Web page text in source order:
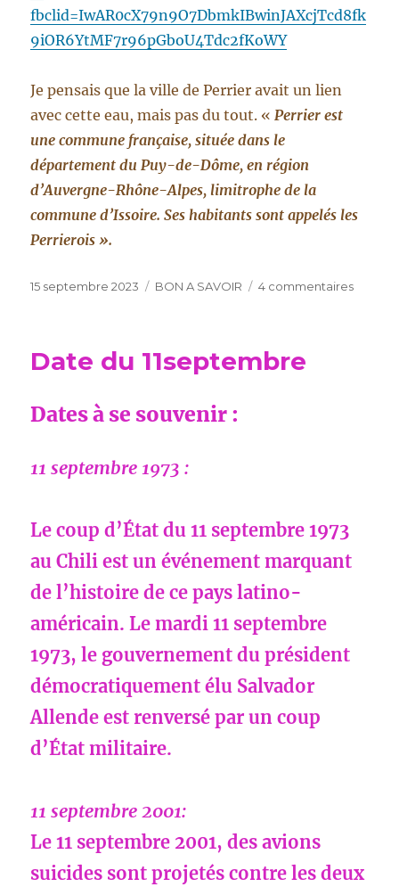
fbclid=IwAR0cX79n9O7DbmkIBwinJAXcjTcd8fk
9iOR6YtMF7r96pGboU4Tdc2fKoWY
Je pensais que la ville de Perrier avait un lien
avec cette eau, mais pas du tout. « Perrier est
une commune française, située dans le
département du Puy-de-Dôme, en région
d’Auvergne-Rhône-Alpes, limitrophe de la
commune d’Issoire. Ses habitants sont appelés les
Perrierois ».
Publié
15 septembre 2023 Catégories
BON A SAVOIR 4 commentairessur
Date du 11septembre
Dates à se souvenir :
11 septembre 1973 :
Le coup d’État du 11 septembre 1973
au Chili est un événement marquant
de l’histoire de ce pays latino-
américain. Le mardi 11 septembre
1973, le gouvernement du président
démocratiquement élu Salvador
Allende est renversé par un coup
d’État militaire.
11 septembre 2001:
Le 11 septembre 2001, des avions
suicides sont projetés contre les deux